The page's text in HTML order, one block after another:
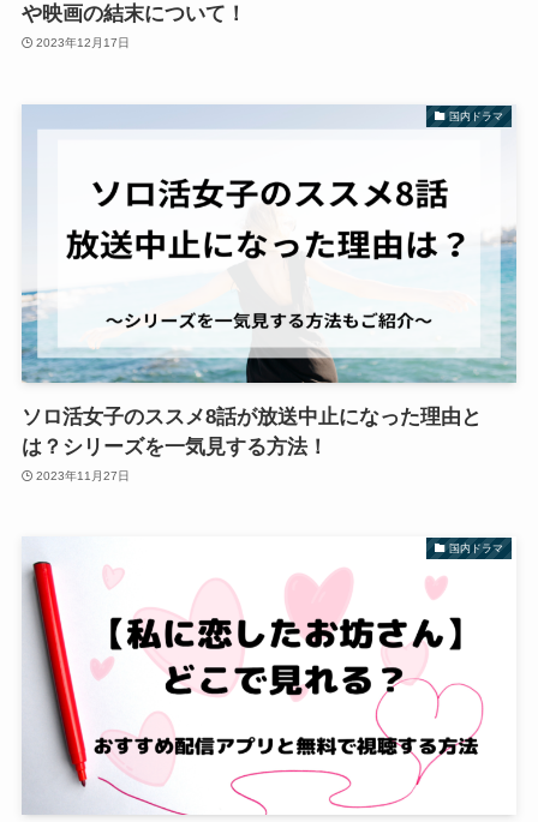
や映画の結末について！
2023年12月17日
国内ドラマ
ソロ活女子のススメ8話が放送中止になった理由と
は？シリーズを一気見する方法！
2023年11月27日
国内ドラマ